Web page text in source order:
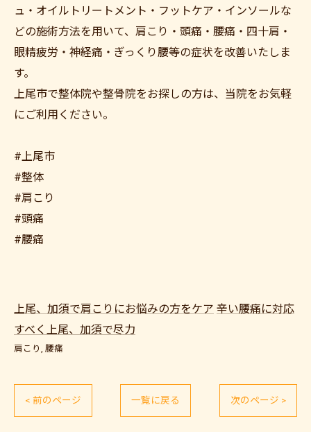
ュ・オイルトリートメント・フットケア・インソールな
どの施術方法を用いて、肩こり・頭痛・腰痛・四十肩・
眼精疲労・神経痛・ぎっくり腰等の症状を改善いたしま
す。
上尾市で整体院や整骨院をお探しの方は、当院をお気軽
にご利用ください。
#上尾市
#整体
#肩こり
#頭痛
#腰痛
上尾、加須で肩こりにお悩みの方をケア 辛い腰痛に対応
すべく上尾、加須で尽力
肩こり 腰痛
< 前のページ 一覧に戻る 次のページ >